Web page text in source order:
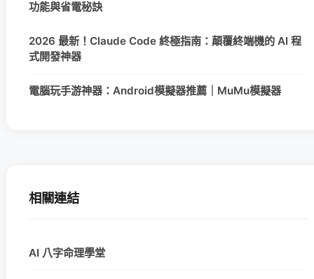
功能與省電秘訣
2026 最新！Claude Code 終極指南：顛覆終端機的 AI 程
式開發神器
電腦玩手游神器：Android模擬器推薦｜MuMu模擬器
相關連結
AI 八字命理學堂